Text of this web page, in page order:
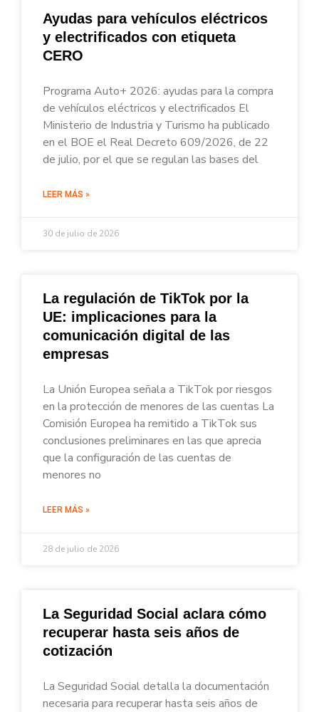
Ayudas para vehículos eléctricos
y electrificados con etiqueta
CERO
Programa Auto+ 2026: ayudas para la compra
de vehículos eléctricos y electrificados El
Ministerio de Industria y Turismo ha publicado
en el BOE el Real Decreto 609/2026, de 22
de julio, por el que se regulan las bases del
LEER MÁS »
30 de julio de 2026
La regulación de TikTok por la
UE: implicaciones para la
comunicación digital de las
empresas
La Unión Europea señala a TikTok por riesgos
en la protección de menores de las cuentas La
Comisión Europea ha remitido a TikTok sus
conclusiones preliminares en las que aprecia
que la configuración de las cuentas de
menores no
LEER MÁS »
28 de julio de 2026
La Seguridad Social aclara cómo
recuperar hasta seis años de
cotización
La Seguridad Social detalla la documentación
necesaria para recuperar hasta seis años de